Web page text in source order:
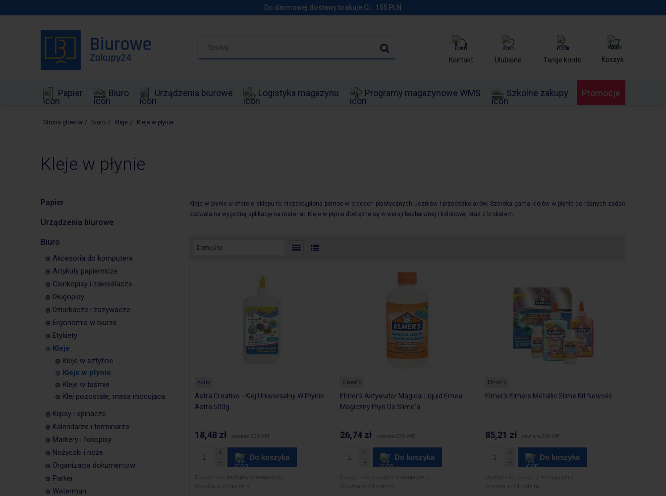
Do darmowej dostawy brakuje Ci : 155 PLN
Koszyk
Kontakt Ulubione Twoje konto
Papier Biuro Urządzenia biurowe Logistyka magazynu Programy magazynowe WMS Szkolne zakupy Promocje
Strona główna / Biuro / Kleje / Kleje w płynie
Kleje w płynie
Papier
Urządzenia biurowe
Biuro
Akcesoria do komputera
Artykuły papiernicze
Cienkopisy i zakreślacze
Długopisy
Dziurkacze i zszywacze
Ergonomia w biurze
Etykiety
Kleje
Kleje w sztyfcie
Kleje w płynie
Kleje w taśmie
Klej pozostałe, masa mocująca
Klipsy i spinacze
Kalendarze i terminarze
Markery i foliopisy
Nożyczki i noże
Organizacja dokumentów
Parker
Waterman
Kleje w płynie w ofercie sklepu to niezastąpiona pomoc w pracach plastycznych uczniów i przedszkolaków. Szeroka gama klejów w płynie do różnych zadań
pozwala na wygodną aplikację na materiał. Kleje w płynie dostępne są w wersji bezbarwnej i kolorowej oraz z brokatem.
Astra
Astra Creativo - Klej Uniwersalny W Płynie
Astra 500g
18,48 zł zawiera 23% VAT
Do koszyka
Dostępność:
dostępny w magazynie
Wysyłka w:
24 godziny
Elmer's
Elmer's Aktywator Magical Liquid Emea
Magiczny Płyn Do Slime'a
26,74 zł zawiera 23% VAT
Do koszyka
Dostępność:
dostępny w magazynie
Wysyłka w:
24 godziny
Elmer's
Elmer's Elmers Metallic Slime Kit Nowość
85,21 zł zawiera 23% VAT
Do koszyka
Dostępność:
dostępny w magazynie
Wysyłka w:
24 godziny